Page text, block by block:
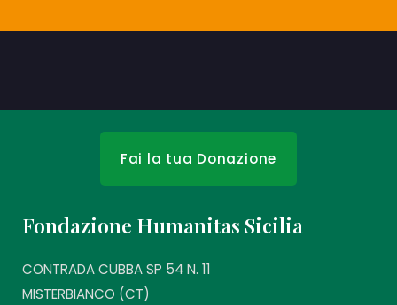
Fai la tua Donazione
Fondazione Humanitas Sicilia
CONTRADA CUBBA SP 54 N. 11
MISTERBIANCO (CT)